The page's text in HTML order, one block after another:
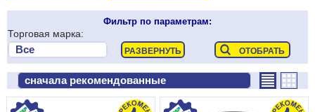
Фильтр по параметрам:
Торговая марка: